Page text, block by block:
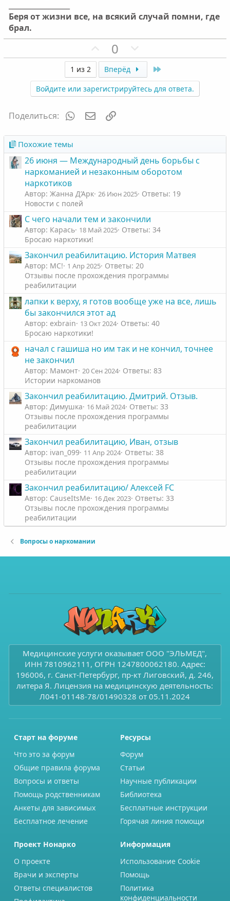
Беря от жизни все, на всякий случай помни, где
брал.
П
о
з
и
т
и
в
н
й
г
л
с
0
е
а
т
н
й
г
л
с
1 из 2 Вперёд
Войдите или зарегистрируйтесь для ответа.
Поделиться: WhatsAppЭлектронная почта
Похожие темы
26 июня — Международный день борьбы с
наркоманией и незаконным оборотом
наркотиков
Автор: Жанна Д’Арк 26 Июн 2025 Ответы: 19
Новости с полей
С чего начали тем и закончили
Автор: Карась 18 Май 2025 Ответы: 34
Бросаю наркотики!
Закончил реабилитацию. История Матвея
Автор: МС! 1 Апр 2025 Ответы: 20
Отзывы после прохождения программы
реабилитации
лапки к верху, я готов вообще уже на все, лишь
бы закончился этот ад
Автор: exbrain 13 Окт 2024 Ответы: 40
Бросаю наркотики!
начал с гашиша но им так и не кончил, точнее
не закончил
Автор: Мамонт 20 Сен 2024 Ответы: 83
Истории наркоманов
Закончил реабилитацию. Дмитрий. Отзыв.
Автор: Димушка 16 Май 2024 Ответы: 33
Отзывы после прохождения программы
реабилитации
Закончил реабилитацию, Иван, отзыв
Автор: ivan_099 11 Апр 2024 Ответы: 38
Отзывы после прохождения программы
реабилитации
Закончил реабилитацию/ Алексей FC
Автор: CauseItsMe 16 Дек 2023 Ответы: 33
Отзывы после прохождения программы
реабилитации
Вопросы о наркомании
Медицинские услуги оказывает ООО "ЭЛЬМЕД",
ИНН 7810962111, ОГРН 1247800062180. Адрес:
196006, г. Санкт-Петербург, пр-кт Лиговский, д. 246,
литера Я. Лицензия на медицинскую деятельность:
Л041-01148-78/01490328 от 05.11.2024
Старт на форуме
Что это за форум
Общие правила форума
Вопросы и ответы
Помощь родственникам
Анкеты для зависимых
Бесплатное лечение
Ресурсы
Форум
Статьи
Научные публикации
Библиотека
Бесплатные инструкции
Горячая линия помощи
Проект Нонарко
О проекте
Врачи и эксперты
Ответы специалистов
Информация
Использование Cookie
Помощь
Политика
конфиденциальности